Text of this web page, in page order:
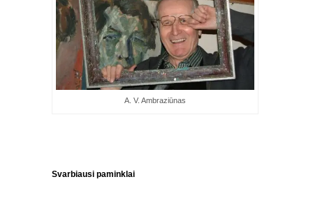
A. V. Ambraziūnas
Svarbiausi paminklai